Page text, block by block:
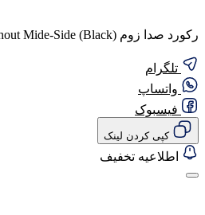
رکورد صدا زوم (Zoom H6 2020 Version Without Mide-Side (Black
تلگرام
واتساپ
فیسبوک
کپی کردن لینک
اطلاعیه تخفیف